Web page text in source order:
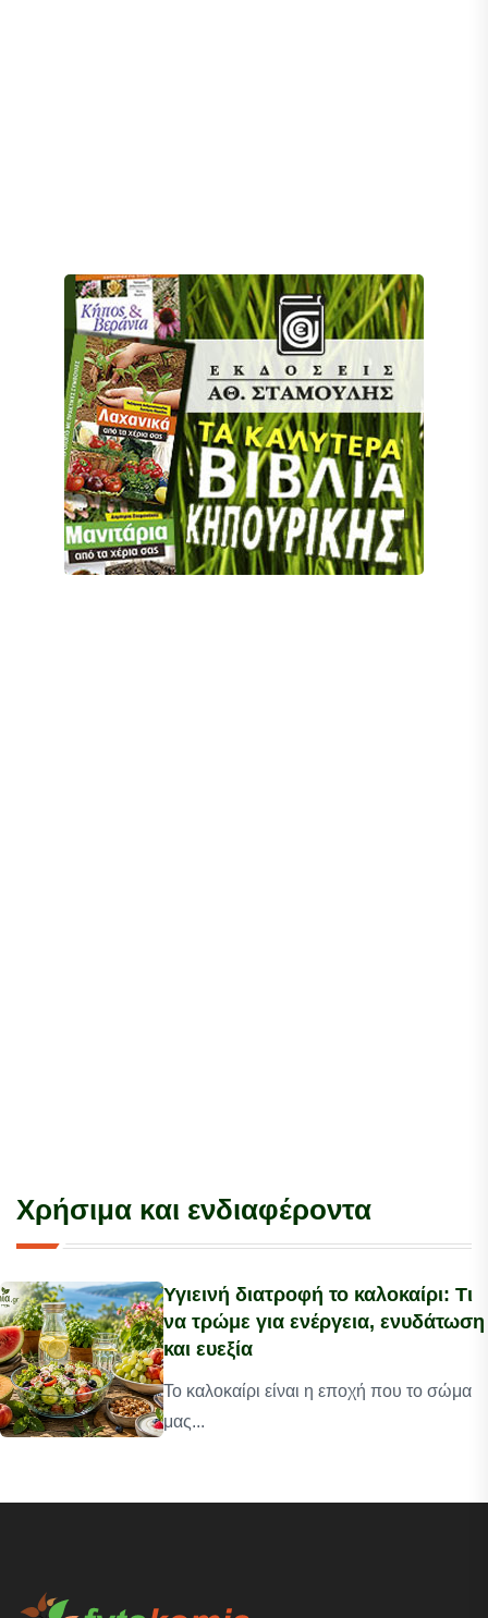
Χρήσιμα και ενδιαφέροντα
Υγιεινή διατροφή το καλοκαίρι: Τι
να τρώμε για ενέργεια, ενυδάτωση
και ευεξία
Το καλοκαίρι είναι η εποχή που το σώμα
μας...